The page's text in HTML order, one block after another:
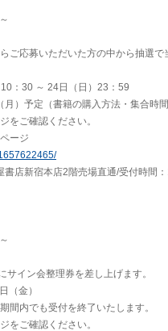
ご応募いただいた方の中から抽選
：30 ～ 24日（日）23：59
）予定（書籍の購入方法・集合時間
をご確認ください。
ージ
店新宿本店2階売場直通/受付時間：
イン会整理券を差し上げます。
（金）
間内でも受付を終了いたします。
をご確認ください。